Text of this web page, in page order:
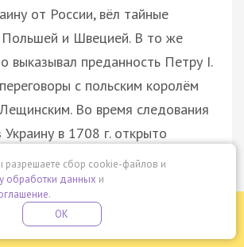
от России, вёл тайные
Польшей и Швецией. В то же
выказывал преданность Петру I.
с польским королём
Во время следования
в 1708 г. открыто
Карла XII. После
(1709) бежал вместе с ним и
Бендерах.
Данилович (1673–
летняя школа
ЛЕТО С ПОЛЬЗОЙ
разрешаете сбор cookie-файлов и
обработки данных и
.
OK